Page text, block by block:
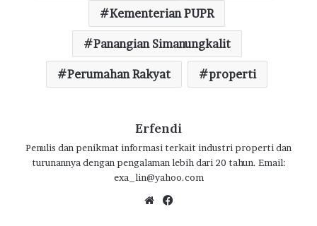
k
A
p
p
ra
m
Kementerian PUPR
Panangian Simanungkalit
Perumahan Rakyat properti
Erfendi
Penulis dan penikmat informasi terkait industri properti dan
turunannya dengan pengalaman lebih dari 20 tahun. Email:
exa_lin@yahoo.com
We